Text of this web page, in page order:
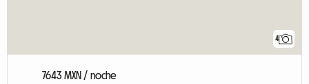
4
7643 MXN / noche